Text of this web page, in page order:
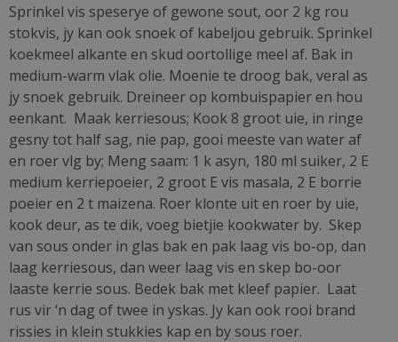
Sprinkel vis speserye of gewone sout, oor 2 kg rou
stokvis, jy kan ook snoek of kabeljou gebruik. Sprinkel
koekmeel alkante en skud oortollige meel af. Bak in
medium-warm vlak olie. Moenie te droog bak, veral as
jy snoek gebruik. Dreineer op kombuispapier en hou
eenkant. Maak kerriesous; Kook 8 groot uie, in ringe
gesny tot half sag, nie pap, gooi meeste van water af
en roer vlg by; Meng saam: 1 k asyn, 180 ml suiker, 2 E
medium kerriepoeier, 2 groot E vis masala, 2 E borrie
poeier en 2 t maizena. Roer klonte uit en roer by uie,
kook deur, as te dik, voeg bietjie kookwater by. Skep
van sous onder in glas bak en pak laag vis bo-op, dan
laag kerriesous, dan weer laag vis en skep bo-oor
laaste kerrie sous. Bedek bak met kleef papier. Laat
rus vir ‘n dag of twee in yskas. Jy kan ook rooi brand
rissies in klein stukkies kap en by sous roer.